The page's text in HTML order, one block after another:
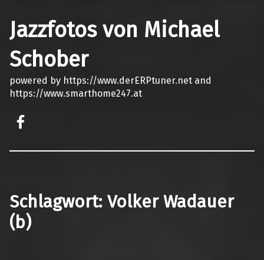
Jazzfotos von Michael
Schober
powered by https://www.derERPtuner.net and
https://www.smarthome247.at
Schlagwort: Volker Wadauer
(b)